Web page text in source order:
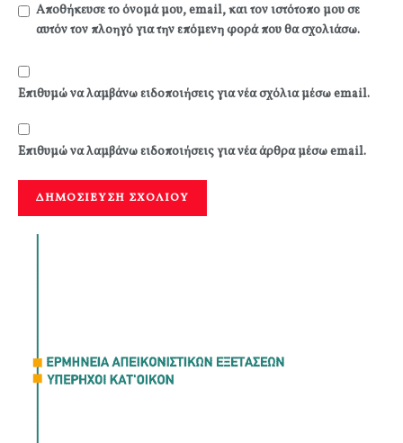
Αποθήκευσε το όνομά μου, email, και τον ιστότοπο μου σε
αυτόν τον πλοηγό για την επόμενη φορά που θα σχολιάσω.
Επιθυμώ να λαμβάνω ειδοποιήσεις για νέα σχόλια μέσω email.
Επιθυμώ να λαμβάνω ειδοποιήσεις για νέα άρθρα μέσω email.